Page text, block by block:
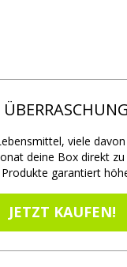
viele
deine Box direkt zu
garantiert
JETZT KAUFEN!